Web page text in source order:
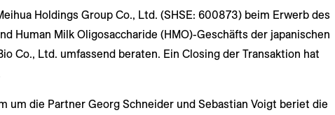
Holdings Group Co., Ltd. (SHSE: 600873) beim Erwerb des
Human Milk Oligosaccharide (HMO)-Geschäfts der japanischen
Co., Ltd. umfassend beraten. Ein Closing der Transaktion hat
um die Partner Georg Schneider und Sebastian Voigt beriet die